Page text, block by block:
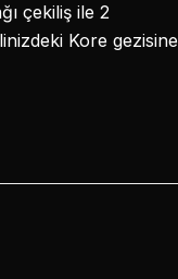
çekiliş ile 2
Kore gezisine